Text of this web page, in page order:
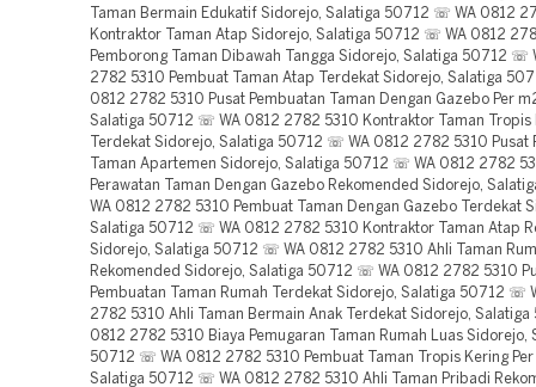
Taman Bermain Edukatif Sidorejo, Salatiga 50712 ☏ WA 0812
Kontraktor Taman Atap Sidorejo, Salatiga 50712 ☏ WA 0812
Pemborong Taman Dibawah Tangga Sidorejo, Salatiga 50712 ☏
2782 5310 Pembuat Taman Atap Terdekat Sidorejo, Salatiga
0812 2782 5310 Pusat Pembuatan Taman Dengan Gazebo Per
Salatiga 50712 ☏ WA 0812 2782 5310 Kontraktor Taman Tropis
Terdekat Sidorejo, Salatiga 50712 ☏ WA 0812 2782 5310 Pusat
Taman Apartemen Sidorejo, Salatiga 50712 ☏ WA 0812 2782
Perawatan Taman Dengan Gazebo Rekomended Sidorejo,
WA 0812 2782 5310 Pembuat Taman Dengan Gazebo Terdekat
Salatiga 50712 ☏ WA 0812 2782 5310 Kontraktor Taman Atap
Sidorejo, Salatiga 50712 ☏ WA 0812 2782 5310 Ahli Taman
Rekomended Sidorejo, Salatiga 50712 ☏ WA 0812 2782 5310
Pembuatan Taman Rumah Terdekat Sidorejo, Salatiga 50712 ☏
2782 5310 Ahli Taman Bermain Anak Terdekat Sidorejo,
0812 2782 5310 Biaya Pemugaran Taman Rumah Luas Sidorejo,
50712 ☏ WA 0812 2782 5310 Pembuat Taman Tropis Kering
Salatiga 50712 ☏ WA 0812 2782 5310 Ahli Taman Pribadi